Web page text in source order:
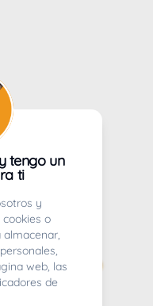
tengo un
ti
y
o
web, las
de